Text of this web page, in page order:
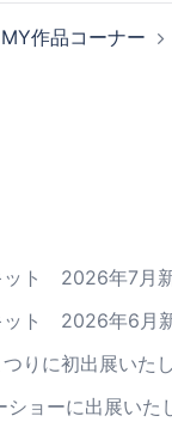
MY作品コーナー
ット 2026年7月
ット 2026年6月
りに初出展いた
ョーに出展いた